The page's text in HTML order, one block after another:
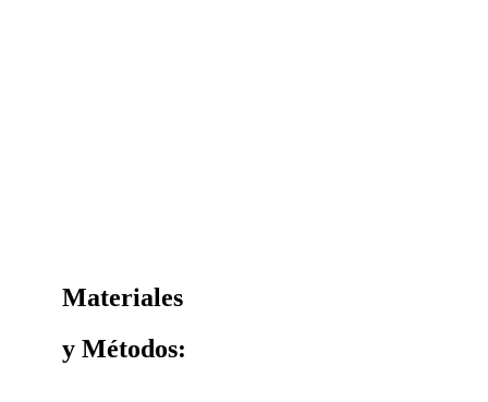
Materiales
y Métodos: